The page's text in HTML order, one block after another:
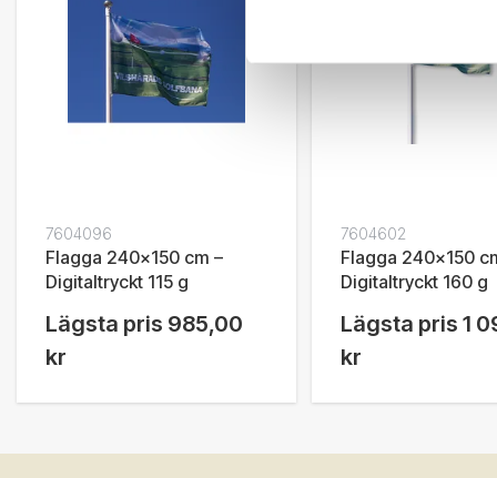
7604096
Flagga 240x150 cm –
Digitaltryckt 115 g
Lägsta pris 985,00
kr
7604602
Flagga 240x150
Digitaltryckt 160 g
Lägsta pris 1
kr